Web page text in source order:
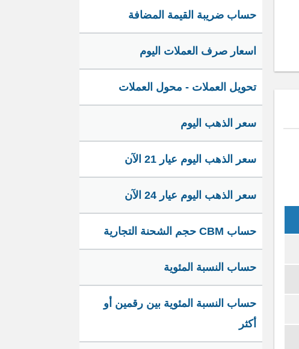
حساب ضريبة القيمة المضافة
اسعار صرف العملات اليوم
تحويل العملات - محول العملات
سعر الذهب اليوم
سعر الذهب اليوم عيار 21 الآن
سعر الذهب اليوم عيار 24 الآن
حساب CBM حجم الشحنة التجارية
حساب النسبة المئوية
حساب النسبة المئوية بين رقمين أو
أكثر